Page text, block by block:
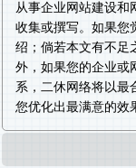
从事企业网站建设和
收集或撰写。如果您
绍；倘若本文有不足
外，如果您的企业或
系，二休网络将以最
您优化出最满意的效